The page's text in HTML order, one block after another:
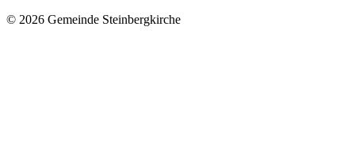
© 2026 Gemeinde Steinbergkirche